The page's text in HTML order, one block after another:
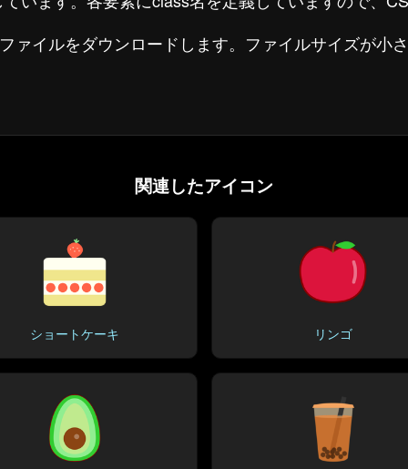
ァイルをダウンロードします。ファイルサイズが小
関連したアイコン
ショートケーキ リンゴ